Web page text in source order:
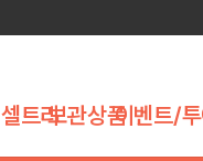
셀트리보관상품이벤트/